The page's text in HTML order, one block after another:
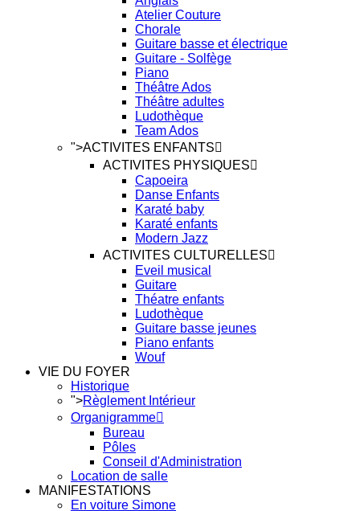
Atelier Couture
Chorale
Guitare basse et électrique
Guitare - Solfège
Piano
Théâtre Ados
Théâtre adultes
Ludothèque
Team Ados
">ACTIVITES ENFANTS
ACTIVITES PHYSIQUES
Capoeira
Danse Enfants
Karaté baby
Karaté enfants
Modern Jazz
ACTIVITES CULTURELLES
Eveil musical
Guitare
Théatre enfants
Ludothèque
Guitare basse jeunes
Piano enfants
Wouf
VIE DU FOYER
Historique
">Règlement Intérieur
Organigramme
Bureau
Pôles
Conseil d'Administration
Location de salle
MANIFESTATIONS
En voiture Simone